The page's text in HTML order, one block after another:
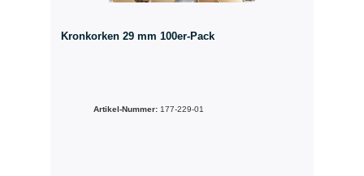
Kronkorken 29 mm 100er-Pack
Artikel-Nummer: 177-229-01